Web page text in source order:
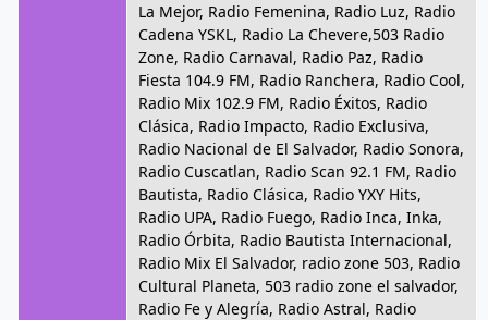
La Mejor, Radio Femenina, Radio Luz, Radio
Cadena YSKL, Radio La Chevere,503 Radio
Zone, Radio Carnaval, Radio Paz, Radio
Fiesta 104.9 FM, Radio Ranchera, Radio Cool,
Radio Mix 102.9 FM, Radio Éxitos, Radio
Clásica, Radio Impacto, Radio Exclusiva,
Radio Nacional de El Salvador, Radio Sonora,
Radio Cuscatlan, Radio Scan 92.1 FM, Radio
Bautista, Radio Clásica, Radio YXY Hits,
Radio UPA, Radio Fuego, Radio Inca, Inka,
Radio Órbita, Radio Bautista Internacional,
Radio Mix El Salvador, radio zone 503, Radio
Cultural Planeta, 503 radio zone el salvador,
Radio Fe y Alegría, Radio Astral, Radio